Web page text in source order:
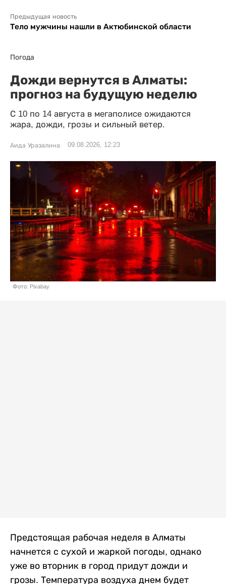
Предыдущая новость
Тело мужчины нашли в Актюбинской области
Погода
Дожди вернутся в Алматы:
прогноз на будущую неделю
С 10 по 14 августа в мегаполисе ожидаются
жара, дожди, грозы и сильный ветер.
Аида Уразалина 09.08.2026, 12:23
Фото: Pixabay
Предстоящая рабочая неделя в Алматы
начнется с сухой и жаркой погоды, однако
уже во вторник в город придут дожди и
грозы. Температура воздуха днем будет